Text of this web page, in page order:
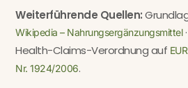
Weiterführende Quellen:
Wikipedia – Nahrungsergänzungsmittel
Health-Claims-Verordnung auf
Nr. 1924/2006.